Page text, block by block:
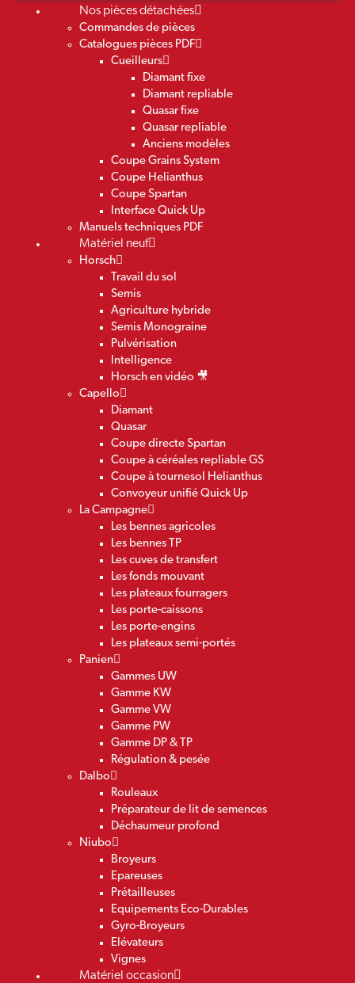
Nos pièces détachées
Commandes de pièces
Catalogues pièces PDF
Cueilleurs
Diamant fixe
Diamant repliable
Quasar fixe
Quasar repliable
Anciens modèles
Coupe Grains System
Coupe Helianthus
Coupe Spartan
Interface Quick Up
Manuels techniques PDF
Matériel neuf
Horsch
Travail du sol
Semis
Agriculture hybride
Semis Monograine
Pulvérisation
Intelligence
Horsch en vidéo 🎥
Capello
Diamant
Quasar
Coupe directe Spartan
Coupe à céréales repliable GS
Coupe à tournesol Helianthus
Convoyeur unifié Quick Up
La Campagne
Les bennes agricoles
Les bennes TP
Les cuves de transfert
Les fonds mouvant
Les plateaux fourragers
Les porte-caissons
Les porte-engins
Les plateaux semi-portés
Panien
Gammes UW
Gamme KW
Gamme VW
Gamme PW
Gamme DP & TP
Régulation & pesée
Dalbo
Rouleaux
Préparateur de lit de semences
Déchaumeur profond
Niubo
Broyeurs
Epareuses
Prétailleuses
Equipements Eco-Durables
Gyro-Broyeurs
Elévateurs
Vignes
Matériel occasion